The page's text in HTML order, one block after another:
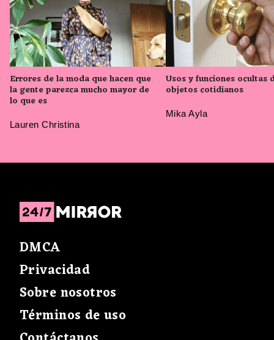
Errores de la moda que hacen que
la gente parezca mucho mayor de
lo que es
Lauren Christina
Usos y funciones ocultas
objetos cotidianos
Mika Ayla
DMCA
Privacidad
Sobre nosotros
Términos de uso